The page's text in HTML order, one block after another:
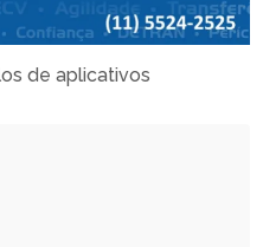
de aplicativos